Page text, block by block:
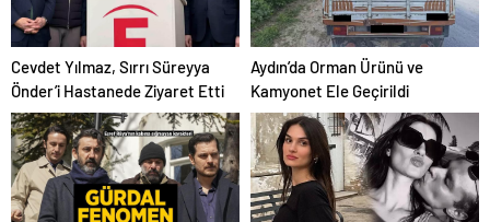
Cevdet Yılmaz, Sırrı Süreyya
Önder’i Hastanede Ziyaret Etti
Aydın’da Orman Ürünü ve
Kamyonet Ele Geçirildi